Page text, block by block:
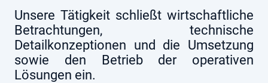
Unsere Tätigkeit schließt wirtschaftliche
Betrachtungen, technische
Detailkonzeptionen und die Umsetzung
sowie den Betrieb der operativen
Lösungen ein.